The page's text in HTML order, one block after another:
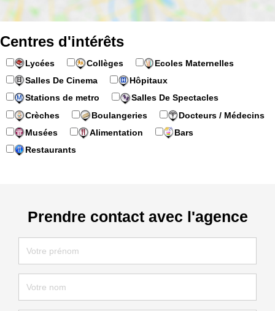
Centres d'intérêts
Lycées Collèges
Ecoles Maternelles
Salles De Cinema
Hôpitaux
Stations de metro
Salles De Spectacles
Crèches
Boulangeries
Docteurs / Médecins
Musées
Alimentation
Bars
Restaurants
Prendre contact avec l'agence